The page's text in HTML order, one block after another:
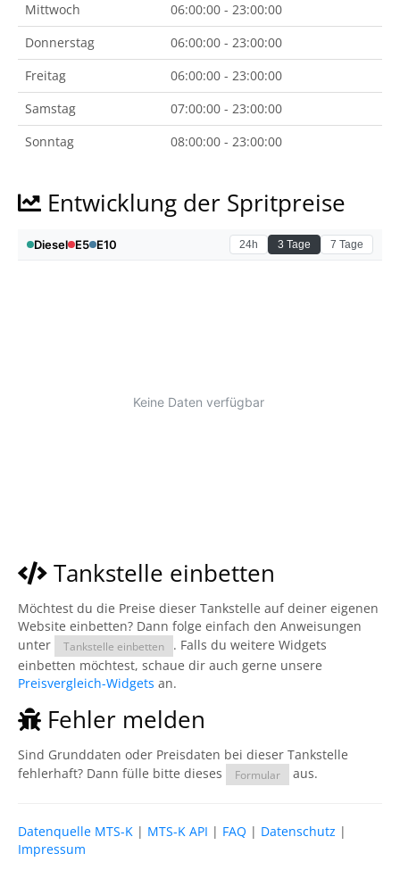
Mittwoch
06:00:00 - 23:00:00
Donnerstag
06:00:00 - 23:00:00
Freitag
06:00:00 - 23:00:00
Samstag
07:00:00 - 23:00:00
Sonntag
08:00:00 - 23:00:00
Entwicklung der Spritpreise
Tankstelle einbetten
Möchtest du die Preise dieser Tankstelle auf deiner eigenen
Website einbetten? Dann folge einfach den Anweisungen
unter
Tankstelle einbetten
. Falls du weitere Widgets
einbetten möchtest, schaue dir auch gerne unsere
Preisvergleich-Widgets an.
Fehler melden
Sind Grunddaten oder Preisdaten bei dieser Tankstelle
fehlerhaft? Dann fülle bitte dieses
Formular aus.
Datenquelle MTS-K | MTS-K API | FAQ | Datenschutz |
Impressum